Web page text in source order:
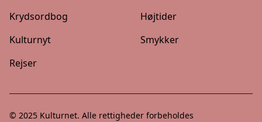
Krydsordbog
Kulturnyt
Rejser
Højtider
Smykker
© 2025 Kulturnet. Alle rettigheder forbeholdes